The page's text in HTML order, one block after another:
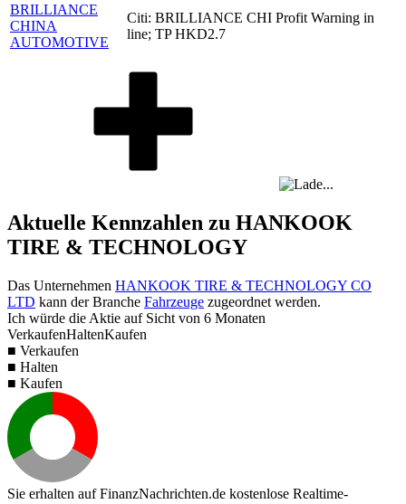
BRILLIANCE
CHINA
AUTOMOTIVE
Citi: BRILLIANCE CHI Profit Warning in
line; TP HKD2.7
Aktuelle Kennzahlen zu HANKOOK
TIRE & TECHNOLOGY
Das Unternehmen HANKOOK TIRE & TECHNOLOGY CO
LTD kann der Branche Fahrzeuge zugeordnet werden.
Ich würde die Aktie auf Sicht von 6 Monaten
VerkaufenHaltenKaufen
■ Verkaufen
■ Halten
■ Kaufen
Sie erhalten auf FinanzNachrichten.de kostenlose Realtime-